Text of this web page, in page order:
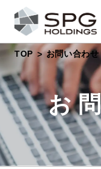
TOP お問い合わせ
お